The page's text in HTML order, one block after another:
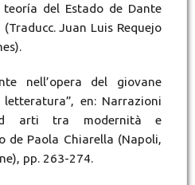
teoría del Estado de Dante
Juan Luis Requejo
nell’opera del giovane
en: Narrazioni
arti tra modernità e
de Paola Chiarella (Napoli,
pp. 263-274.